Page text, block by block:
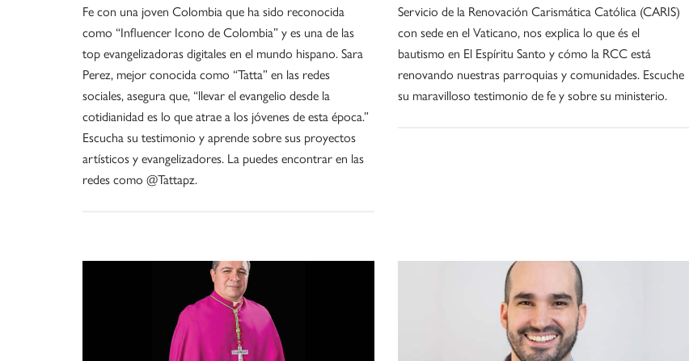
Fe con una joven Colombia que ha sido reconocida
como “Influencer Icono de Colombia” y es una de las
top evangelizadoras digitales en el mundo hispano. Sara
Perez, mejor conocida como “Tatta” en las redes
sociales, asegura que, “llevar el evangelio desde la
cotidianidad es lo que atrae a los jóvenes de esta época.”
Escucha su testimonio y aprende sobre sus proyectos
artísticos y evangelizadores. La puedes encontrar en las
redes como @Tattapz.
Servicio de la Renovación Carismática Católica (CARIS)
con sede en el Vaticano, nos explica lo que és el
bautismo en El Espíritu Santo y cómo la RCC está
renovando nuestras parroquias y comunidades. Escuche
su maravilloso testimonio de fe y sobre su ministerio.